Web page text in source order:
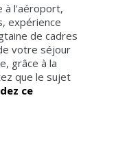
à l'aéroport,
expérience
de cadres
votre séjour
grâce à la
que le sujet
ce